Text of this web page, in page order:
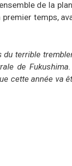
de la
temps,
terrible
de
cette année va